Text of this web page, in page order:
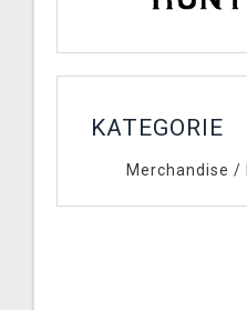
KATEGORIE
Merchandise /